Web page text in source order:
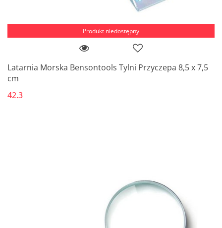
Produkt niedostępny
Latarnia Morska Bensontools Tylni Przyczepa 8,5 x 7,5
cm
42.3